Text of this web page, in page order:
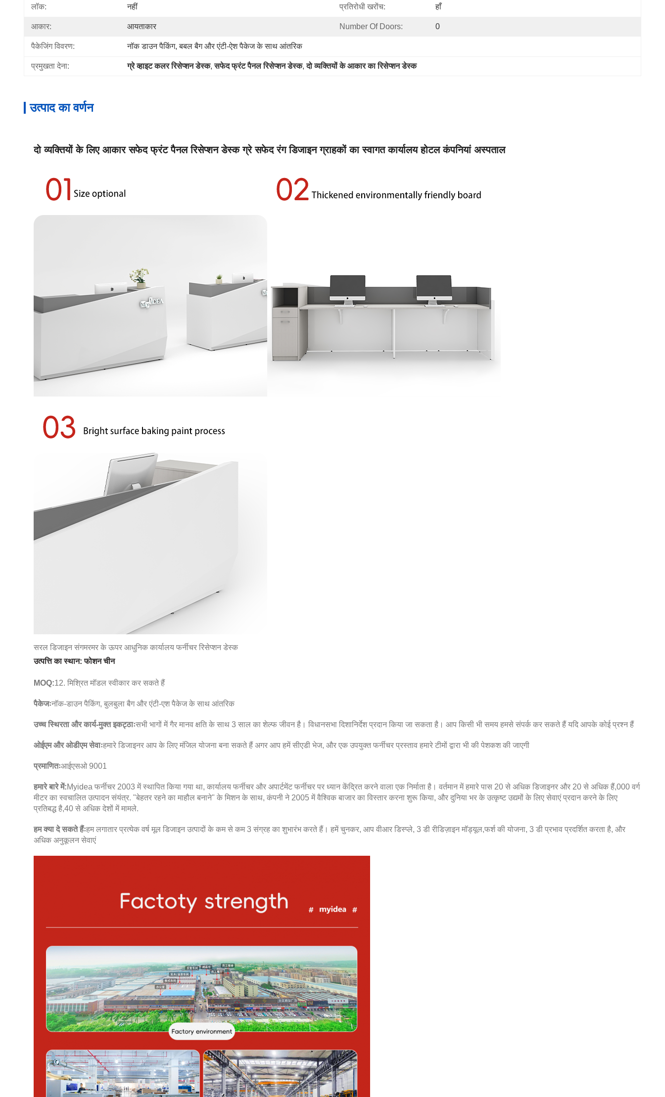
लॉक: नहीं प्रतिरोधी खरोंच: हाँ
आकार: आयताकार Number Of Doors: 0
पैकेजिंग विवरण: नॉक डाउन पैकिंग, बबल बैग और एंटी-ऐश पैकेज के साथ आंतरिक
प्रमुखता देना: ग्रे व्हाइट कलर रिसेप्शन डेस्क, सफेद फ्रंट पैनल रिसेप्शन डेस्क, दो व्यक्तियों के आकार का रिसेप्शन डेस्क
उत्पाद का वर्णन
दो व्यक्तियों के लिए आकार सफेद फ्रंट पैनल रिसेप्शन डेस्क ग्रे सफेद रंग डिजाइन ग्राहकों का स्वागत कार्यालय होटल कंपनियां अस्पताल
सरल डिजाइन संगमरमर के ऊपर आधुनिक कार्यालय फर्नीचर रिसेप्शन डेस्क
उत्पत्ति का स्थान: फोशन चीन
MOQ:12. मिश्रित मॉडल स्वीकार कर सकते हैं
पैकेजःनॉक-डाउन पैकिंग, बुलबुला बैग और एंटी-एश पैकेज के साथ आंतरिक
उच्च स्थिरता और कार्य-मुक्त इकट्ठाःसभी भागों में गैर मानव क्षति के साथ 3 साल का शेल्फ जीवन है। विधानसभा दिशानिर्देश प्रदान किया जा सकता है। आप किसी भी समय हमसे संपर्क कर सकते हैं यदि आपके कोई प्रश्न हैं
ओईएम और ओडीएम सेवाःहमारे डिजाइनर आप के लिए मंजिल योजना बना सकते हैं अगर आप हमें सीएडी भेज, और एक उपयुक्त फर्नीचर प्रस्ताव हमारे टीमों द्वारा भी की पेशकश की जाएगी
प्रमाणितःआईएसओ 9001
हमारे बारे में:Myidea फर्नीचर 2003 में स्थापित किया गया था, कार्यालय फर्नीचर और अपार्टमेंट फर्नीचर पर ध्यान केंद्रित करने वाला एक निर्माता है। वर्तमान में हमारे पास 20 से अधिक डिजाइनर और 20 से अधिक हैं,000 वर्ग
मीटर का स्वचालित उत्पादन संयंत्र. "बेहतर रहने का माहौल बनाने" के मिशन के साथ, कंपनी ने 2005 में वैश्विक बाजार का विस्तार करना शुरू किया, और दुनिया भर के उत्कृष्ट उद्यमों के लिए सेवाएं प्रदान करने के लिए
प्रतिबद्ध है,40 से अधिक देशों में मामले.
हम क्या दे सकते हैंःहम लगातार प्रत्येक वर्ष मूल डिजाइन उत्पादों के कम से कम 3 संग्रह का शुभारंभ करते हैं। हमें चुनकर, आप वीआर डिस्प्ले, 3 डी रीडिज़ाइन मॉड्यूल,फर्श की योजना, 3 डी प्रभाव प्रदर्शित करता है, और
अधिक अनुकूलन सेवाएं